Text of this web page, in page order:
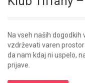
Na vseh naših
vzdrževati varen prostor
da nam kdaj ni uspelo,
prijave.